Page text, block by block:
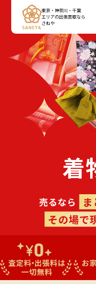
東京・神奈川・千葉
エリアの出張買取なら
さねや
着